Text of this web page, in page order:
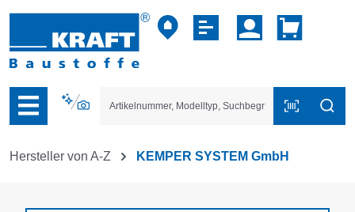
der B2B-Plattform springen
Hersteller von A-Z KEMPER SYSTEM GmbH